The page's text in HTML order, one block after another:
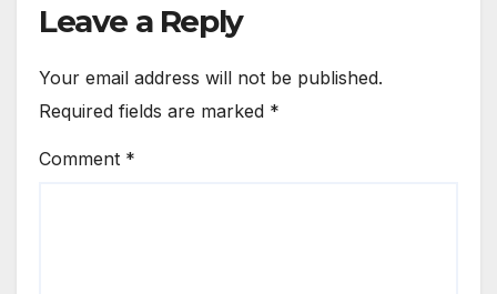
Leave a Reply
Your email address will not be published.
Required fields are marked *
Comment *